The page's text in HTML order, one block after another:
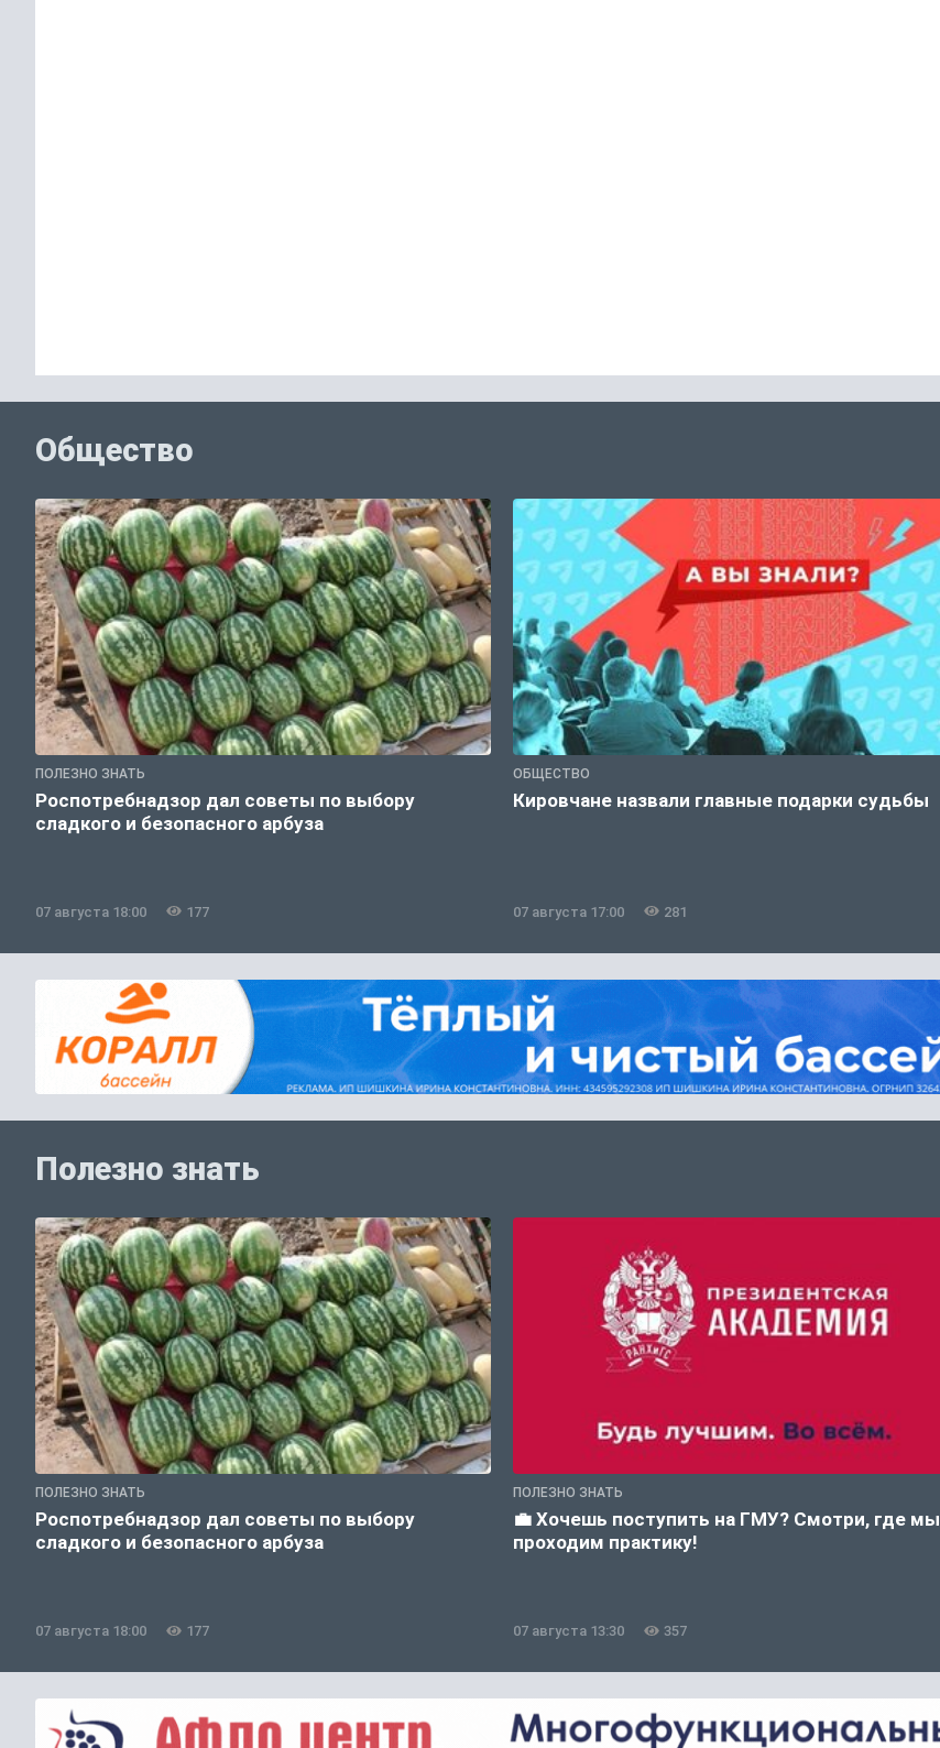
Общество
ПОЛЕЗНО ЗНАТЬ
Роспотребнадзор дал советы по выбору
сладкого и безопасного арбуза
07 августа 18:00 177
ОБЩЕСТВО
Кировчане назвали главные подарки судьбы
07 августа 17:00 281
Полезно знать
ПОЛЕЗНО ЗНАТЬ
Роспотребнадзор дал советы по выбору
сладкого и безопасного арбуза
07 августа 18:00 177
ПОЛЕЗНО ЗНАТЬ
💼 Хочешь поступить на ГМУ? Смотри, где мы
проходим практику!
07 августа 13:30 357